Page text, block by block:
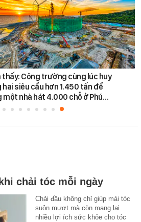
thấy: Công trường cùng lúc huy
hai siêu cẩu hơn 1.450 tấn để
một nhà hát 4.000 chỗ ở Phú…
chải tóc mỗi ngày
Chải đầu không chỉ giúp mái tóc
suôn mượt mà còn mang lại
nhiều lợi ích sức khỏe cho tóc